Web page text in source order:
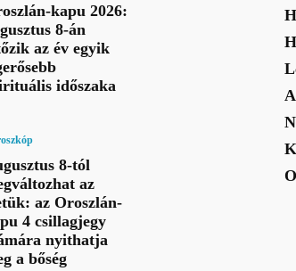
kapu 2026:
8-án
az év egyik
időszaka
8-tól
az
az Oroszlán-
4 csillagjegy
nyithatja
a bőség